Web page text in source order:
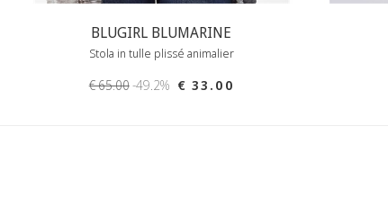
BLUGIRL BLUMARINE
Stola in tulle plissé animalier
€ 65.00-49.2% € 33.00